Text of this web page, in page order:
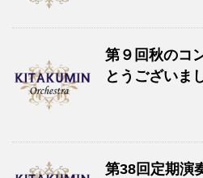
ハーサル公開など、地域に根
極的に取り組んでいる。
２００８年１０月、高橋俊之
以来、東京藝術大学教授迫昭
ィルハーモニー交響楽団ソロ
か、客演指揮者として迫昭嘉
氏、大河内正彦氏、小野富士
第９回秋のコ
とうございま
第38回定期演